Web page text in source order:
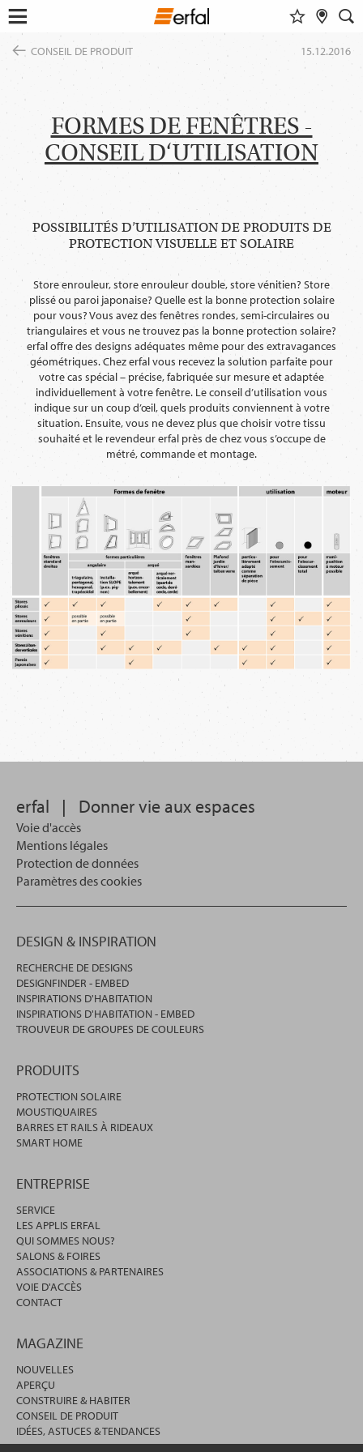
Passer
contenu
Ouvrir
le
AIDE-MÉMOIRE
RECHERCHER UN DISTRIBUTEUR
GoogleMaps
Autoriser une fois
RECHERCHER
DESIGN & INSPIRATION
RECHERCHE DE DESIGNS
INSPIRATIONS D'HABITATION
TROUVEUR DE GROUPES DE COULEURS
PRODUITS
PROTECTION SOLAIRE
MOUSTIQUAIRES
BARRES ET RAILS À RIDEAUX
ENTREPRISE
SERVICE
LES APPLIS ERFAL
QUI SOMMES NOUS?
SALONS & FOIRES
ASSOCIATIONS & PARTENAIRES
VOIE D'ACCÈS
CONTACT
MAGAZINE
CONSTRUIRE & HABITER
CONSEIL DE PRODUIT
IDÉES, ASTUCES & TENDANCES
Portail d´architectes
CHANGER
LANGUE
FR
CONSEIL DE PRODUIT 15.12.2016
FORMES DE FENÊTRES -
CONSEIL D‘UTILISATION
POSSIBILITÉS D’UTILISATION DE PRODUITS DE
PROTECTION VISUELLE ET SOLAIRE
Store enrouleur, store enrouleur double, store vénitien? Store
plissé ou paroi japonaise? Quelle est la bonne protection solaire
pour vous? Vous avez des fenêtres rondes, semi-circulaires ou
triangulaires et vous ne trouvez pas la bonne protection solaire?
erfal offre des designs adéquates même pour des extravagances
géométriques. Chez erfal vous recevez la solution parfaite pour
votre cas spécial – précise, fabriquée sur mesure et adaptée
individuellement à votre fenêtre. Le conseil d’utilisation vous
indique sur un coup d’œil, quels produits conviennent à votre
situation. Ensuite, vous ne devez plus que choisir votre tissu
souhaité et le revendeur erfal près de chez vous s’occupe de
métré, commande et montage.
erfal | Donner vie aux espaces
Voie d'accès
Mentions légales
Protection de données
Paramètres des cookies
DESIGN & INSPIRATION
RECHERCHE DE DESIGNS
DESIGNFINDER - EMBED
INSPIRATIONS D'HABITATION
INSPIRATIONS D'HABITATION - EMBED
TROUVEUR DE GROUPES DE COULEURS
PRODUITS
PROTECTION SOLAIRE
MOUSTIQUAIRES
BARRES ET RAILS À RIDEAUX
SMART HOME
ENTREPRISE
SERVICE
LES APPLIS ERFAL
QUI SOMMES NOUS?
SALONS & FOIRES
ASSOCIATIONS & PARTENAIRES
VOIE D'ACCÈS
CONTACT
MAGAZINE
NOUVELLES
APERÇU
CONSTRUIRE & HABITER
CONSEIL DE PRODUIT
IDÉES, ASTUCES & TENDANCES